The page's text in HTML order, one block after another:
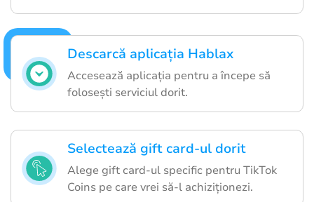
Descarcă aplicația Hablax
Accesează aplicația pentru a începe să
folosești serviciul dorit.
Selectează gift card-ul dorit
Alege gift card-ul specific pentru TikTok
Coins pe care vrei să-l achiziționezi.